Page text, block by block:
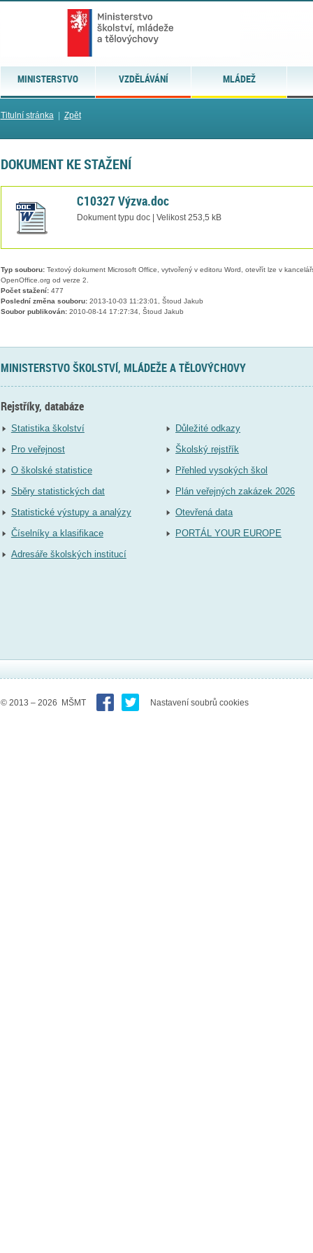
MINISTERSTVO VZDĚLÁVÁNÍ MLÁDEŽ
Titulní stránka| Zpět
DOKUMENT KE STAŽENÍ
C10327 Výzva.doc
Dokument typu doc | Velikost 253,5 kB
Typ souboru:Textový dokument Microsoft Office, vytvořený v editoru Word, otevřít lze v
OpenOffice.org od verze 2.
Počet stažení:477
Poslední změna souboru:2013-10-03 11:23:01, Štoud Jakub
Soubor publikován:2010-08-14 17:27:34, Štoud Jakub
MINISTERSTVO ŠKOLSTVÍ, MLÁDEŽE A TĚLOVÝCHOVY
Rejstříky, databáze
Statistika školství
Pro veřejnost
O školské statistice
Sběry statistických dat
Statistické výstupy a analýzy
Číselníky a klasifikace
Adresáře školských institucí
Důležité odkazy
Školský rejstřík
Přehled vysokých škol
Plán veřejných zakázek 2026
Otevřená data
PORTÁL YOUR EUROPE
© 2013 – 2026 MŠMT Nastavení soubrů cookies